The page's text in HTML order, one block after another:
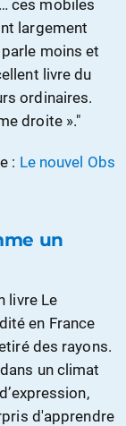
ces mobiles
largement
moins et
livre du
ordinaires.
droite »."
: Le nouvel Obs
un
livre Le
en France
des rayons.
un climat
d'apprendre